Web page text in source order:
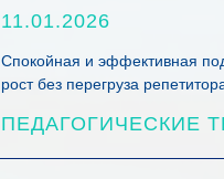
11.01.2026
Спокойная и эффективная
рост без перегруза
ПЕДАГОГИЧЕСКИЕ